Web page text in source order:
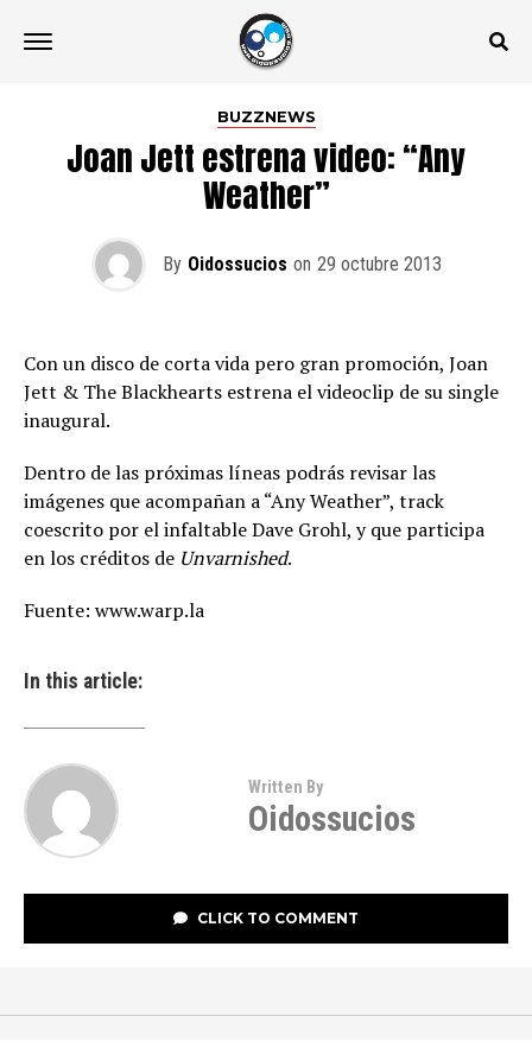
BUZZNEWS
Joan Jett estrena video: “Any
Weather”
By Oidossucios on 29 octubre 2013
Con un disco de corta vida pero gran promoción, Joan
Jett & The Blackhearts estrena el videoclip de su single
inaugural.
Dentro de las próximas líneas podrás revisar las
imágenes que acompañan a “Any Weather”, track
coescrito por el infaltable Dave Grohl, y que participa
en los créditos de Unvarnished.
Fuente: www.warp.la
In this article:
Written By
Oidossucios
CLICK TO COMMENT